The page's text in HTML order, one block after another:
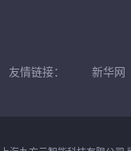
友情链接： 新华网